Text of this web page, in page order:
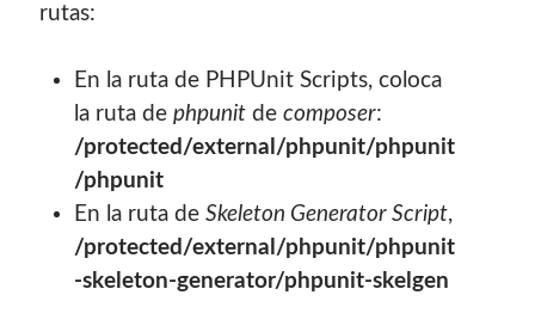
rutas:
En la ruta de PHPUnit Scripts, coloca
la ruta de phpunitde composer:
/protected/external/phpunit/phpunit
/phpunit
En la ruta de Skeleton Generator Script,
/protected/external/phpunit/phpunit
-skeleton-generator/phpunit-skelgen